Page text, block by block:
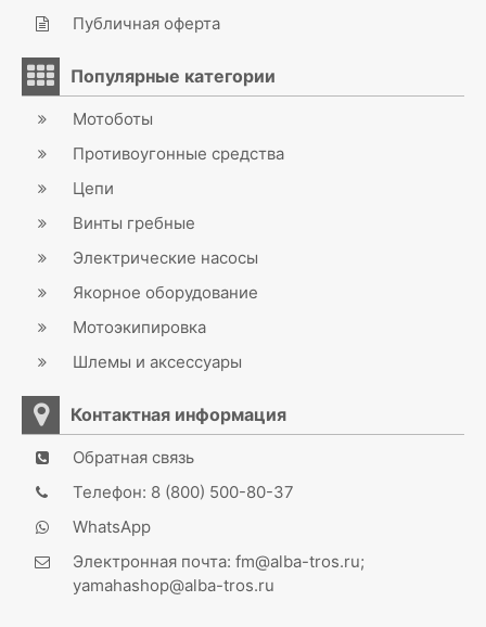
Публичная оферта
Популярные категории
Мотоботы
Противоугонные средства
Цепи
Винты гребные
Электрические насосы
Якорное оборудование
Мотоэкипировка
Шлемы и аксессуары
Контактная информация
Обратная связь
Телефон: 8 (800) 500-80-37
WhatsApp
Электронная почта: fm@alba-tros.ru;
yamahashop@alba-tros.ru